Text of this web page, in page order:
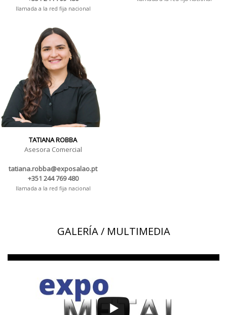
llamada a la red fija nacional
TATIANA ROBBA
Asesora Comercial
tatiana.robba@exposalao.pt
+351 244 769 480
llamada a la red fija nacional
GALERÍA / MULTIMEDIA